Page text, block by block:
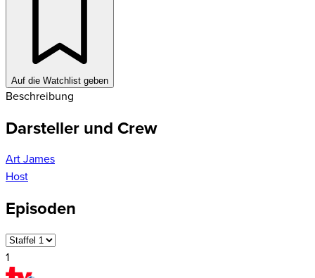
Auf die Watchlist geben
Beschreibung
Darsteller und Crew
Art James
Host
Episoden
1